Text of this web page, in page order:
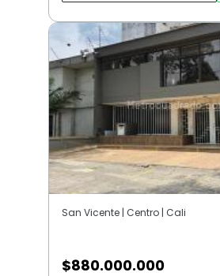
San Vicente | Centro | Cali
$880.000.000